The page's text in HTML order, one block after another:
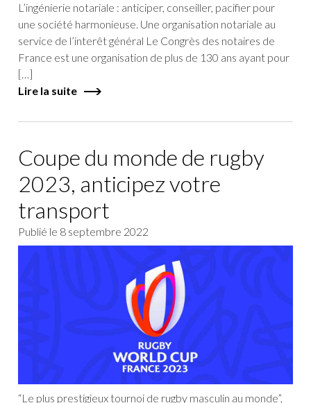
L’ingénierie notariale : anticiper, conseiller, pacifier pour
une société harmonieuse. Une organisation notariale au
service de l’interêt général Le Congrès des notaires de
France est une organisation de plus de 130 ans ayant pour
[…]
Lire la suite
Coupe du monde de rugby
2023, anticipez votre
transport
Publié le 8 septembre 2022
“Le plus prestigieux tournoi de rugby masculin au monde”,